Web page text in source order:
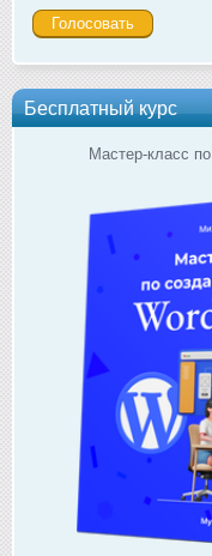
Бесплатный курс
Мастер-класс